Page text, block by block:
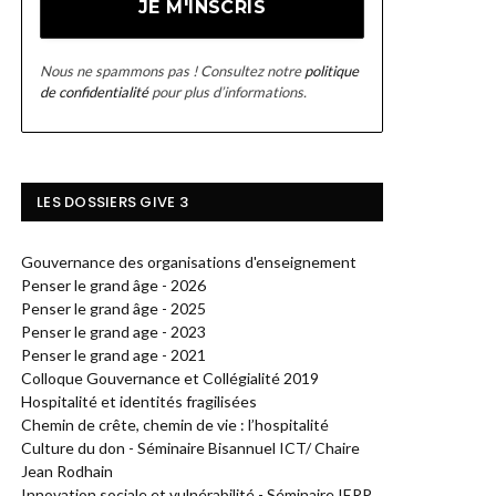
Nous ne spammons pas ! Consultez notrepolitique
de confidentialitépour plus d’informations.
LES DOSSIERS GIVE 3
Gouvernance des organisations d'enseignement
Penser le grand âge - 2026
Penser le grand âge - 2025
Penser le grand age - 2023
Penser le grand age - 2021
Colloque Gouvernance et Collégialité 2019
Hospitalité et identités fragilisées
Chemin de crête, chemin de vie : l’hospitalité
Culture du don - Séminaire Bisannuel ICT/ Chaire
Jean Rodhain